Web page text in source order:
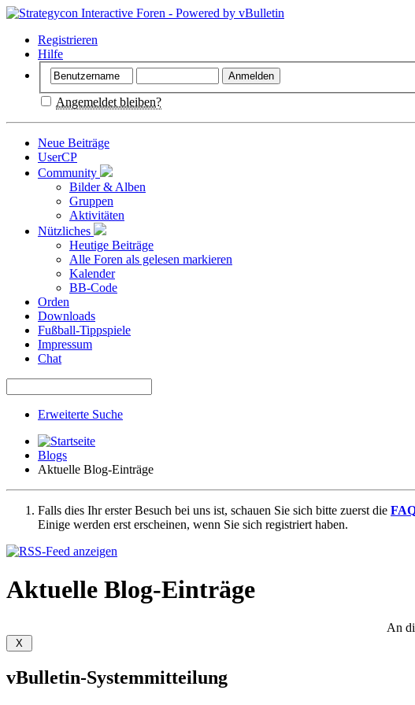
Registrieren
Hilfe
Angemeldet bleiben?
Neue Beiträge
UserCP
Community
Bilder & Alben
Gruppen
Aktivitäten
Nützliches
Heutige Beiträge
Alle Foren als gelesen markieren
Kalender
BB-Code
Orden
Downloads
Fußball-Tippspiele
Impressum
Chat
Erweiterte Suche
Blogs
Aktuelle Blog-Einträge
Falls dies Ihr erster Besuch bei uns ist, schauen Sie sich bitte zuerst die
Einige werden erst erscheinen, wenn Sie sich registriert haben.
Aktuelle Blog-Einträge
An
vBulletin-Systemmitteilung